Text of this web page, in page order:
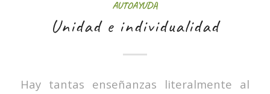
AUTOAYUDA
Unidad e individualidad
Hay tantas enseñanzas literalmente al